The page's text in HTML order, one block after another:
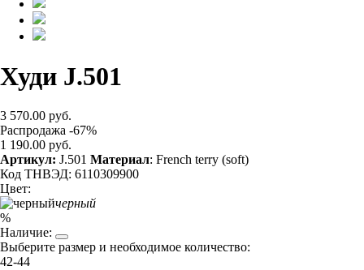
Худи J.501
3 570.00 руб.
Распродажа -67%
1 190.00 руб.
Артикул: J.501 Материал: French terry (soft)
Код ТНВЭД: 6110309900
Цвет:
черный
%
Наличие:
Выберите размер и необходимое количество:
42-44